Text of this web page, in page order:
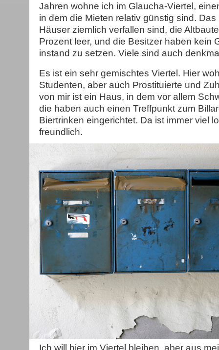
Jahren wohne ich im Glaucha-Viertel,
in dem die Mieten relativ günstig sind.
Häuser ziemlich verfallen sind, die
Prozent leer, und die Besitzer haben kein
instand zu setzen. Viele sind auch
Es ist ein sehr gemischtes Viertel. Hier
Studenten, aber auch Prostituierte und
von mir ist ein Haus, in dem vor allem
die haben auch einen Treffpunkt zum
Biertrinken eingerichtet. Da ist immer viel
freundlich.
Ich will hier im Viertel bleiben, aber aus